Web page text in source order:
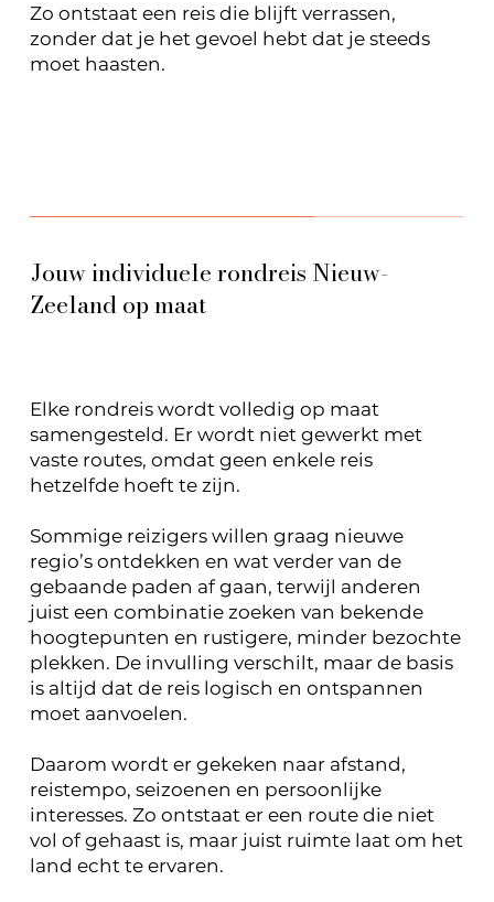
Zo ontstaat een reis die blijft verrassen,
zonder dat je het gevoel hebt dat je steeds
moet haasten.
Jouw individuele rondreis Nieuw-
Zeeland op maat
Elke rondreis wordt volledig op maat
samengesteld. Er wordt niet gewerkt met
vaste routes, omdat geen enkele reis
hetzelfde hoeft te zijn.
Sommige reizigers willen graag nieuwe
regio’s ontdekken en wat verder van de
gebaande paden af gaan, terwijl anderen
juist een combinatie zoeken van bekende
hoogtepunten en rustigere, minder bezochte
plekken. De invulling verschilt, maar de basis
is altijd dat de reis logisch en ontspannen
moet aanvoelen.
Daarom wordt er gekeken naar afstand,
reistempo, seizoenen en persoonlijke
interesses. Zo ontstaat er een route die niet
vol of gehaast is, maar juist ruimte laat om het
land echt te ervaren.